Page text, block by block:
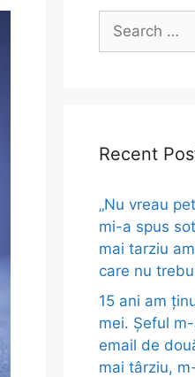
Search
for:
Recent
„Nu vreau
mi-a spus
mai tarziu
care nu
15 ani am
mei. Șeful
email de
mai târziu,